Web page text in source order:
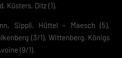
Küsters, Ditz (1).
Sippli, Hüttel – Maesch (5),
(3/1), Wittenberg, Königs
(9/1).